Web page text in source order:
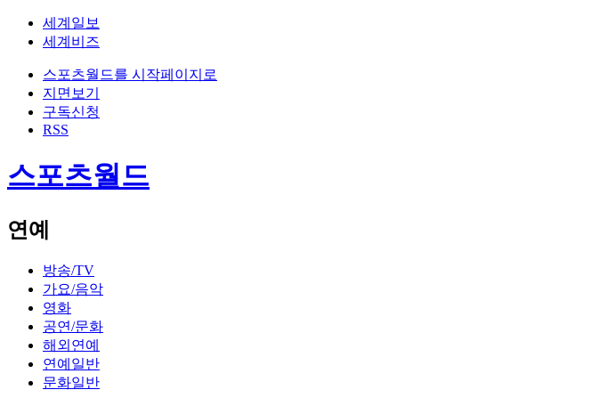
세계일보
세계비즈
스포츠월드를 시작페이지로
지면보기
구독신청
RSS
스포츠월드
연예
방송/TV
가요/음악
영화
공연/문화
해외연예
연예일반
문화일반